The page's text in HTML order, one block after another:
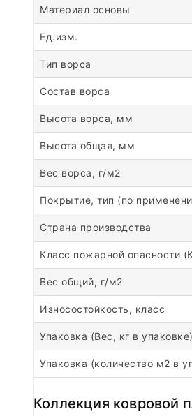
Материал основы
Ед.изм.
Тип ворса
Состав ворса
Высота ворса, мм
Высота общая, мм
Вес ворса, г/м2
Покрытие, тип (по
Страна производства
Класс пожарной опасности
Вес общий, г/м2
Износостойкость, класс
Упаковка (Вес, кг в упаковке)
Упаковка (количество м2 в
Коллекция ковровой